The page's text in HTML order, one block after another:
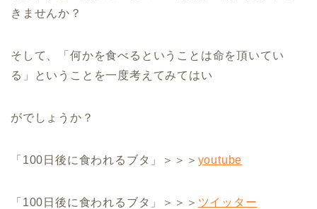
きませんか？
そして、「何かを食べるということは命を頂いてい
る」ということを一度考えてみてはい
がでしょうか？
「100日後に食われるブタ」＞＞＞ youtube
「100日後に食われるブタ」＞＞＞ ツイッター